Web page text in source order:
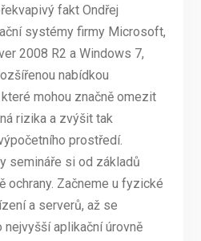
fakt Ondřej
systémy firmy Microsoft,
2008 R2 a Windows 7,
nabídkou
mohou značně omezit
rizika a zvýšit tak
prostředí.
semináře si od základů
ochrany. Začneme u fyzické
a serverů, až se
aplikační úrovně